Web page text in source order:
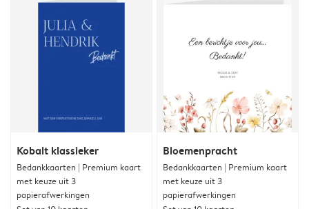
Kobalt klassieker
Bedankkaarten | Premium kaart
met keuze uit 3
papierafwerkingen
Bloemenpracht
Bedankkaarten | Premium kaart
met keuze uit 3
papierafwerkingen